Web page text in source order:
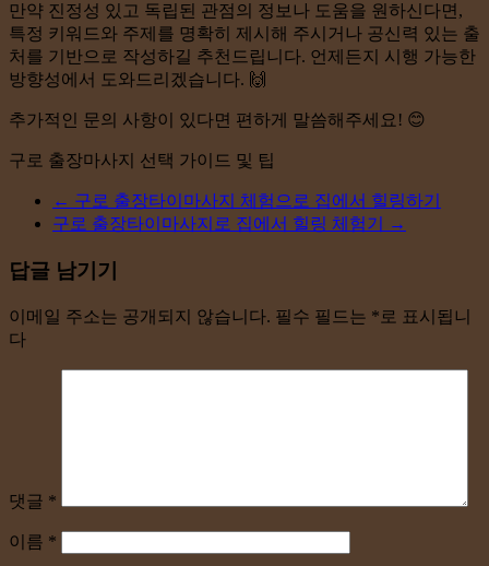
만약 진정성 있고 독립된 관점의 정보나 도움을 원하신다면,
특정 키워드와 주제를 명확히 제시해 주시거나 공신력 있는 출
처를 기반으로 작성하길 추천드립니다. 언제든지 시행 가능한
방향성에서 도와드리겠습니다. 🙌
추가적인 문의 사항이 있다면 편하게 말씀해주세요! 😊
구로 출장마사지 선택 가이드 및 팁
← 구로 출장타이마사지 체험으로 집에서 힐링하기
구로 출장타이마사지로 집에서 힐링 체험기
→
답글 남기기
이메일 주소는 공개되지 않습니다. 필수 필드는 * 로 표시됩니
다
댓글 *
이름 *